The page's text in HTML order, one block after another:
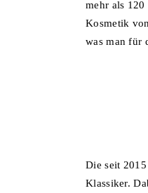
mehr als
Kosmetik
was man für
Die seit
Klassiker.